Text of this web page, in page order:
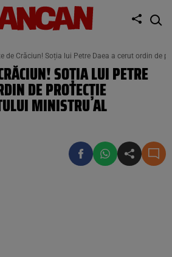
de Crăciun! Soția lui Petre Daea a cerut ordin de
SOȚIA LUI PETRE
DE PROTECȚIE
MINISTRU AL